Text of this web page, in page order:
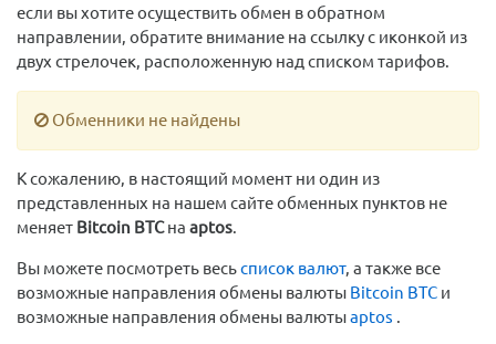
если вы хотите осуществить обмен в обратном
направлении, обратите внимание на ссылку с иконкой из
двух стрелочек, расположенную над списком тарифов.
Обменники не найдены
К сожалению, в настоящий момент ни один из
представленных на нашем сайте обменных пунктов не
меняет Bitcoin BTCна aptos.
Вы можете посмотреть весьсписок валют, а также все
возможные направления обмены валюты Bitcoin BTC и
возможные направления обмены валютыaptos .